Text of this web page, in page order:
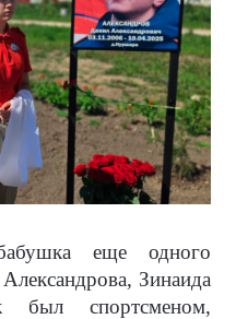
еще одного
Зинаида
был спортсменом,